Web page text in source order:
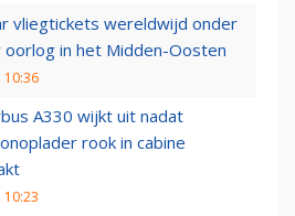
vliegtickets wereldwijd onder
oorlog in het Midden-Oosten
10:36
A330 wijkt uit nadat
rook in cabine
10:23